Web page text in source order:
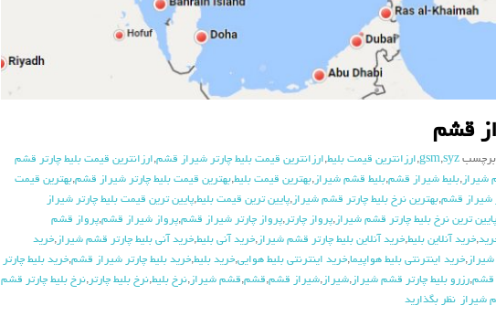
قشم
برچسب gsm,syz
,ارزانترین قیمت بلیط,ارزانترین قیمت بلیط چارتر شیراز قشم,ارزانترین قیمت بلیط چارتر قشم
شیراز,بلیط شیراز قشم,بلیط قشم شیراز,بهترین قیمت بلیط,بهترین قیمت بلیط چارتر شیراز قشم,بهترین قیمت
شیراز قشم,بهترین نرخ بلیط چارتر قشم شیراز,پایین ترین قیمت بلیط,پایین ترین قیمت بلیط چارتر شیراز
پایین ترین نرخ بلیط چارتر قشم شیراز,پرواز چارتر,پرواز چارتر شیراز قشم,پرواز شیراز قشم,پرواز قشم
,خرید آنلاین بلیط,خرید آنلاین بلیط چارتر قشم شیراز,خرید آنی بلیط,خرید آنی بلیط چارتر قشم شیراز,خرید
,خرید اینترنتی بلیط هواپیما,خرید اینترنتی بلیط هوایی,خرید بلیط,خرید بلیط چارتر شیراز قشم,خرید بلیط چارتر
قشم,رزرو بلیط چارتر قشم شیراز,شیراز,شیراز قشم,قشم,قشم شیراز,نرخ بلیط,نرخ بلیط چارتر,نرخ بلیط چارتر قشم
شیراز نظر بگذارید